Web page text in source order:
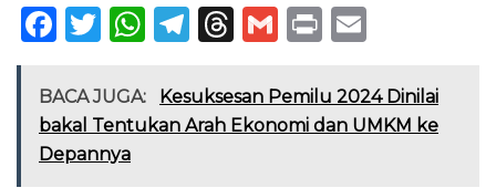
F
c
e
b
T
it
te
r
W
a
ts
T
e
g
T
re
a
G
ai
l
P
n
t
ai
l
BACA JUGA:
Kesuksesan Pemilu 2024 Dinilai
bakal Tentukan Arah Ekonomi dan UMKM ke
Depannya